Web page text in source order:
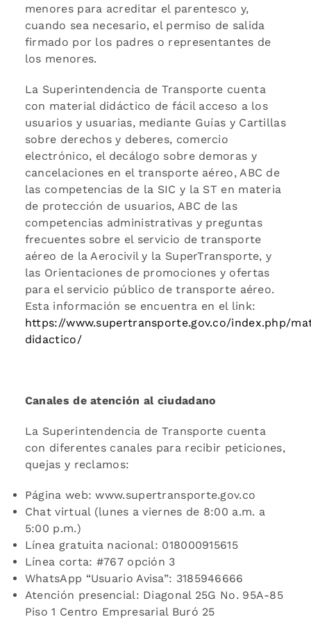
menores para acreditar el parentesco y,
cuando sea necesario, el permiso de salida
firmado por los padres o representantes de
los menores.
La Superintendencia de Transporte cuenta
con material didáctico de fácil acceso a los
usuarios y usuarias, mediante Guías y Cartillas
sobre derechos y deberes, comercio
electrónico, el decálogo sobre demoras y
cancelaciones en el transporte aéreo, ABC de
las competencias de la SIC y la ST en materia
de protección de usuarios, ABC de las
competencias administrativas y preguntas
frecuentes sobre el servicio de transporte
aéreo de la Aerocivil y la SuperTransporte, y
las Orientaciones de promociones y ofertas
para el servicio público de transporte aéreo.
Esta información se encuentra en el link:
https://www.supertransporte.gov.co/index.php/
didactico/
Canales de atención al ciudadano
La Superintendencia de Transporte cuenta
con diferentes canales para recibir peticiones,
quejas y reclamos:
Página web: www.supertransporte.gov.co
Chat virtual (lunes a viernes de 8:00 a.m. a
5:00 p.m.)
Línea gratuita nacional: 018000915615
Línea corta: #767 opción 3
WhatsApp “Usuario Avisa”: 3185946666
Atención presencial: Diagonal 25G No. 95A-85
Piso 1 Centro Empresarial Buró 25